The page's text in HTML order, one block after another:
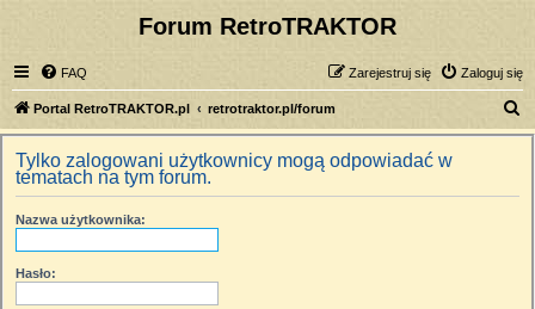
Forum RetroTRAKTOR
FAQ Zaloguj się
Zarejestruj się
Portal RetroTRAKTOR.pl retrotraktor.pl/forum
z
Tylko zalogowani użytkownicy mogą odpowiadać w
tematach na tym forum.
Nazwa użytkownika:
Hasło: